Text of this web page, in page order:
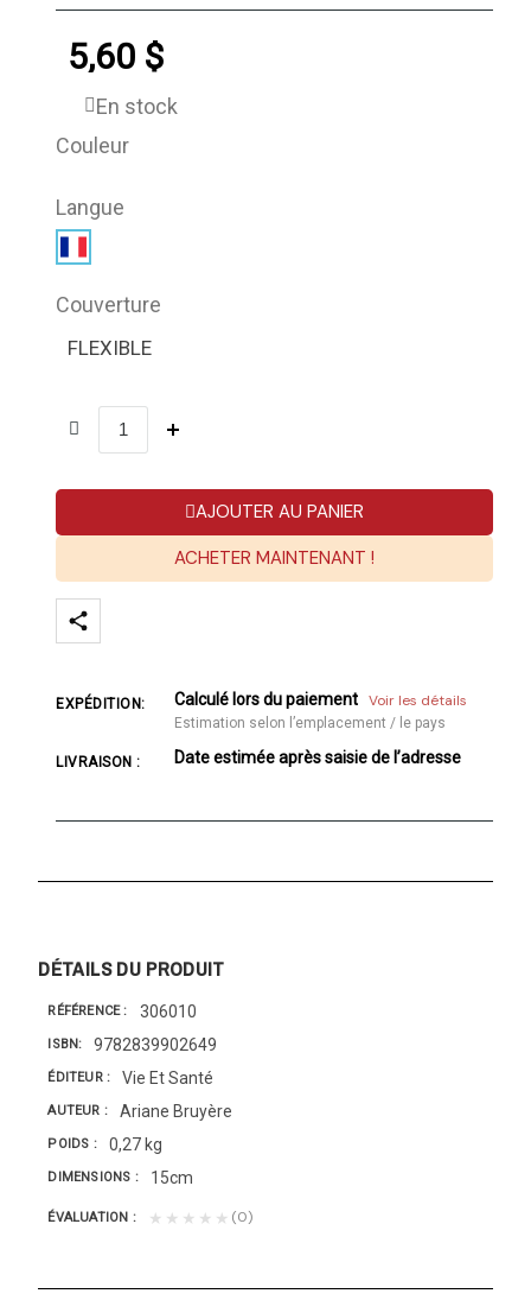
5,60 $
En stock
Couleur
Langue
Couverture
FLEXIBLE
AJOUTER AU PANIER
ACHETER MAINTENANT !
EXPÉDITION: Calculé lors du paiement Voir les détails
Estimation selon l’emplacement / le pays
LIVRAISON : Date estimée après saisie de l’adresse
DÉTAILS DU PRODUIT
RÉFÉRENCE 306010
ISBN 9782839902649
ÉDITEUR Vie Et Santé
AUTEUR Ariane Bruyère
POIDS 0,27 kg
DIMENSIONS 15cm
ÉVALUATION ★★★★★ (0)